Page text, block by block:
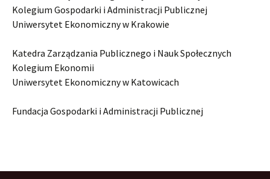
Kolegium Gospodarki i Administracji Publicznej
Uniwersytet Ekonomiczny w Krakowie
Katedra Zarządzania Publicznego i Nauk Społecznych
Kolegium Ekonomii
Uniwersytet Ekonomiczny w Katowicach
Fundacja Gospodarki i Administracji Publicznej